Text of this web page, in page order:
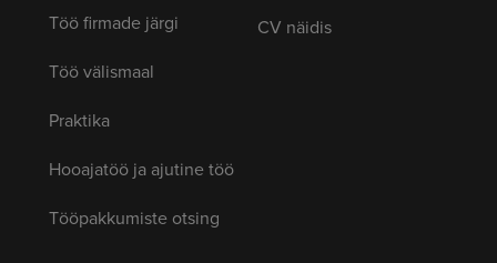
Töö firmade järgi
Töö välismaal
Praktika
Hooajatöö ja ajutine töö
Tööpakkumiste otsing
CV näidis